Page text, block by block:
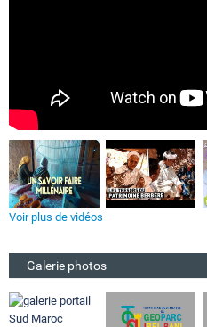
Voir plus de vidéos
Galerie photos